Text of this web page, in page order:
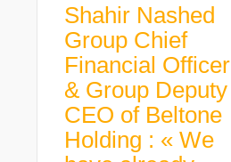
Shahir Nashed
Group Chief
Financial Officer
& Group Deputy
CEO of Beltone
Holding : « We